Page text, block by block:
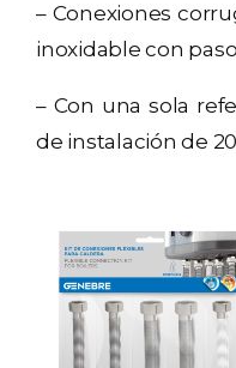
– Conexiones
inoxidable con
– Con una sola
de instalación de